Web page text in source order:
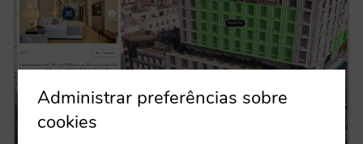
Administrar preferências sobre
cookies